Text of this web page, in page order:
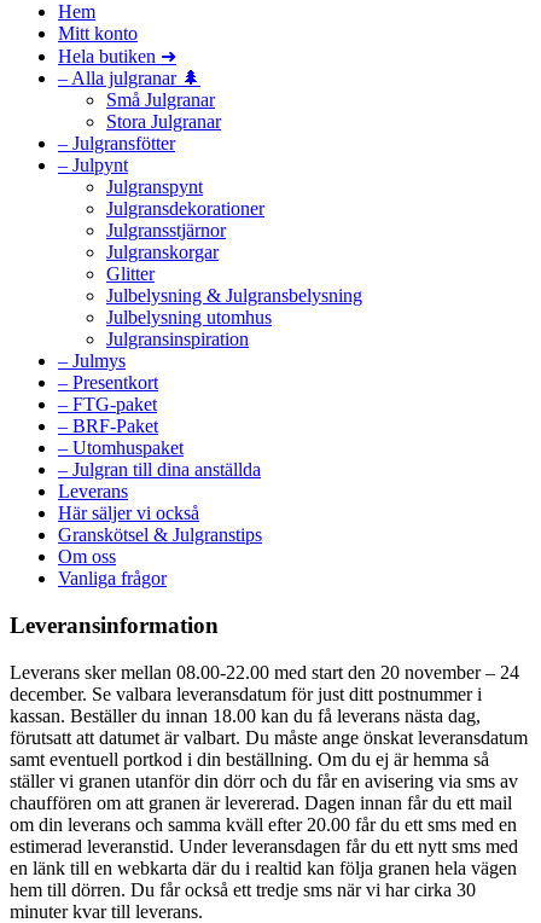
Hem
Mitt konto
Hela butiken ➜
– Alla julgranar 🌲
Små Julgranar
Stora Julgranar
– Julgransfötter
– Julpynt
Julgranspynt
Julgransdekorationer
Julgransstjärnor
Julgranskorgar
Glitter
Julbelysning & Julgransbelysning
Julbelysning utomhus
Julgransinspiration
– Julmys
– Presentkort
– FTG-paket
– BRF-Paket
– Utomhuspaket
– Julgran till dina anställda
Leverans
Här säljer vi också
Granskötsel & Julgranstips
Om oss
Vanliga frågor
Leveransinformation
Leverans sker mellan 08.00-22.00 med start den 20 november – 24
december. Se valbara leveransdatum för just ditt postnummer i
kassan. Beställer du innan 18.00 kan du få leverans nästa dag,
förutsatt att datumet är valbart. Du måste ange önskat leveransdatum
samt eventuell portkod i din beställning. Om du ej är hemma så
ställer vi granen utanför din dörr och du får en avisering via sms av
chauffören om att granen är levererad. Dagen innan får du ett mail
om din leverans och samma kväll efter 20.00 får du ett sms med en
estimerad leveranstid. Under leveransdagen får du ett nytt sms med
en länk till en webkarta där du i realtid kan följa granen hela vägen
hem till dörren. Du får också ett tredje sms när vi har cirka 30
minuter kvar till leverans.